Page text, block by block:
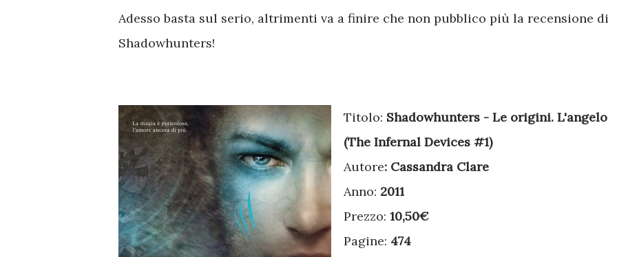
Adesso basta sul serio, altrimenti va a finire che non pubblico più la recensione di
Shadowhunters!
Titolo: Shadowhunters - Le origini. L'angelo
(The Infernal Devices #1)
Autore: Cassandra Clare
Anno: 2011
Prezzo: 10,50€
Pagine: 474